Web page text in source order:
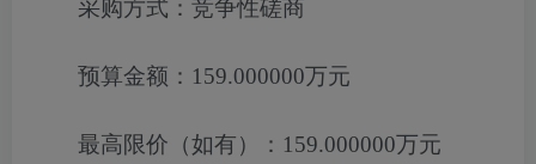
采购方式： 竞争性磋商
预算金额： 159.000000万元
最高限价（如有）： 159.000000万元